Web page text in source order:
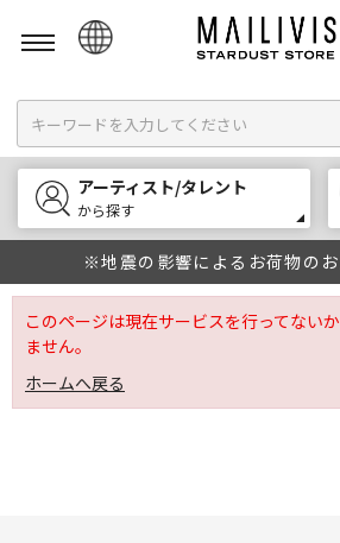
English
한국어
中文
アーティスト/タレント
から探す
※地震の影響によるお荷物の
このページは現在サービスを行ってない
ません。
ホームへ戻る